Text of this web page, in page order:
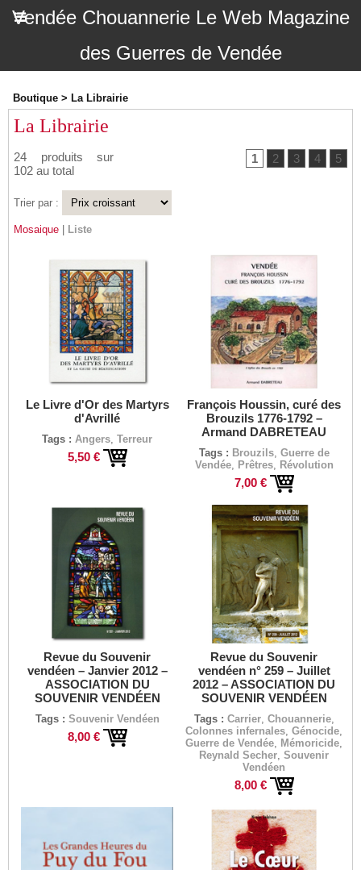
Vendée Chouannerie Le Web Magazine
des Guerres de Vendée
Boutique > La Librairie
La Librairie
1 2 3 4 5
24 produits sur
102 au total
Trier par :
Mosaique Liste
Le Livre d'Or des Martyrs
d'Avrillé
Tags : Angers Terreur
5,50 €
François Houssin, curé des
Brouzils 1776-1792 –
Armand DABRETEAU
Tags : Brouzils, Guerre de
Vendée, Prêtres, Révolution
7,00 €
Revue du Souvenir
vendéen – Janvier 2012 –
ASSOCIATION DU
SOUVENIR VENDÉEN
Tags : Souvenir Vendéen
8,00 €
Revue du Souvenir
vendéen n° 259 – Juillet
2012 – ASSOCIATION DU
SOUVENIR VENDÉEN
Tags : Carrier, Chouannerie,
Colonnes infernales Génocide
Guerre de Vendée Mémoricide
Reynald Secher Souvenir
Vendéen
8,00 €